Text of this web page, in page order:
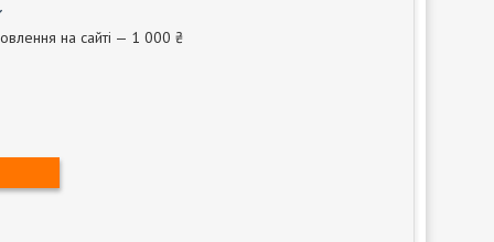
на сайті — 1 000 ₴